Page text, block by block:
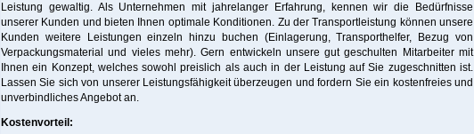
Leistung gewaltig. Als Unternehmen mit jahrelanger Erfahrung, kennen wir die Bedürfnisse
unserer Kunden und bieten Ihnen optimale Konditionen. Zu der Transportleistung können unsere
Kunden weitere Leistungen einzeln hinzu buchen (Einlagerung, Transporthelfer, Bezug von
Verpackungsmaterial und vieles mehr). Gern entwickeln unsere gut geschulten Mitarbeiter mit
Ihnen ein Konzept, welches sowohl preislich als auch in der Leistung auf Sie zugeschnitten ist.
Lassen Sie sich von unserer Leistungsfähigkeit überzeugen und fordern Sie ein kostenfreies und
unverbindliches Angebot an.
Kostenvorteil: